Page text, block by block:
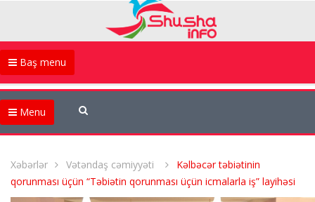
Baş menu
Menu
Xəbərlər Vətəndaş cəmiyyəti
Kəlbəcər təbiətinin
qorunması üçün “Təbiətin qorunması üçün icmalarla iş” layihəsi